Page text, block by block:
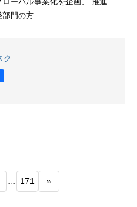
部門の方
ク
... 171 »